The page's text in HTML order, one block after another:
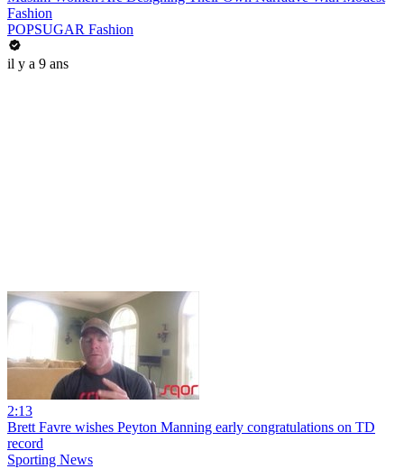
Fashion
POPSUGAR Fashion
il y a 9 ans
2:13
Brett Favre wishes Peyton Manning early congratulations on TD
record
Sporting News